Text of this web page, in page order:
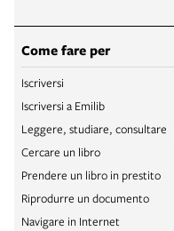
Come fare per
Iscriversi
Iscriversi a Emilib
Leggere, studiare, consultare
Cercare un libro
Prendere un libro in prestito
Riprodurre un documento
Navigare in Internet